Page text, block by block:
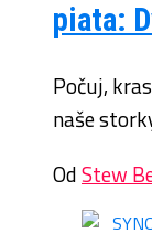
piata:
Počuj,
naše
OdStew